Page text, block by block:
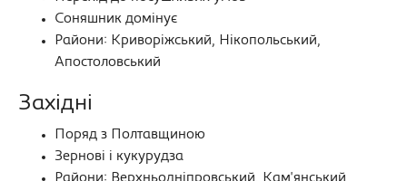
Соняшник домінує
Райони: Криворіжський, Нікопольський,
Апостоловський
Західні
Поряд з Полтавщиною
Зернові і кукурудза